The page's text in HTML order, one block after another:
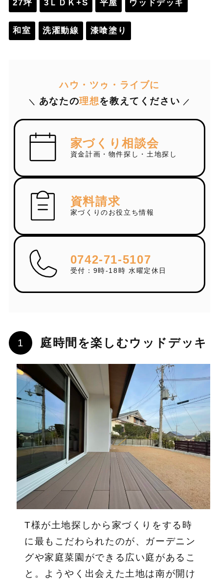
27坪 3ＬＤＫ+S 平屋 ウッドデッキ
和室 洗濯動線 漆喰塗り
ハウ・ツゥ・ライブに
＼ あなたの理想を教えてください ／
家づくり相談会
資金計画・物件探し・土地探し
資料請求
家づくりのお役立ち情報
0742-71-5107
受付：9時-18時 水曜定休日
庭時間を楽しむウッドデッキ
T様が土地探しから家づくりをする時
に最もこだわられたのが、ガーデニン
グや家庭菜園ができる広い庭があるこ
と。ようやく出会えた土地は南が開け